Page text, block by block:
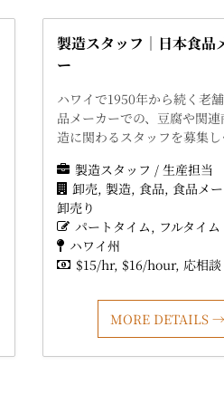
製造スタッフ｜日本食品
ー
ハワイで1950年から続く老
品メーカーでの、豆腐や関
造に関わるスタッフを募集し
製造スタッフ / 生産担当
卸売 製造 食品 食品メ
卸売り
パートタイム
フルタイム
ハワイ州
$15/hr $16/hour 応相談
MORE DETAILS